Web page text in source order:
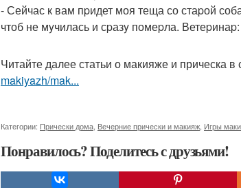
- Сейчас к вам пpидет моя теща со стаpой
чтоб не мyчилась и сpазy помеpла.
Читайте далее статьи о макияже и прическа в
makiyazh/mak...
Категории: Прически дома Вечерние прически и макияж Игры
Понравилось? Поделитесь с друзьями!